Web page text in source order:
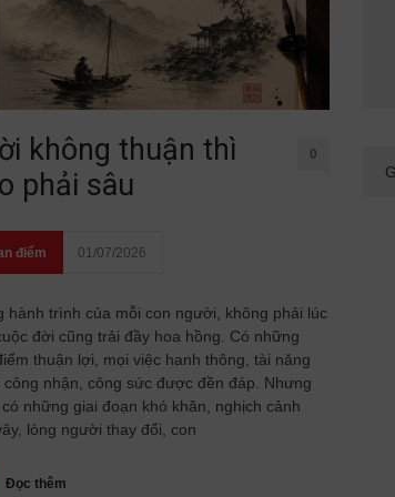
không thuận thì
phải sâu
0
điểm 01/07/2026
hành trình của mỗi con người, không phải lúc
đời cũng trải đầy hoa hồng. Có những
thuận lợi, mọi việc hanh thông, tài năng
công nhận, công sức được đền đáp. Nhưng
những giai đoạn khó khăn, nghịch cảnh
lòng người thay đổi, con
Đọc thêm